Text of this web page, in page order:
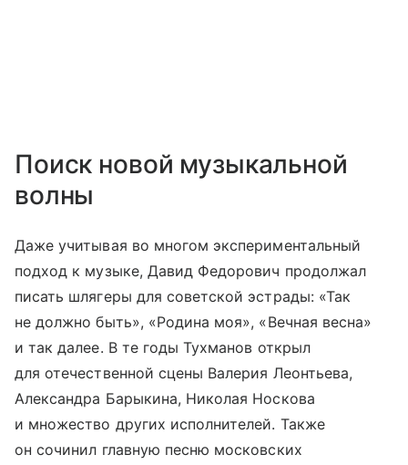
Поиск новой музыкальной
волны
Даже учитывая во многом экспериментальный
подход к музыке, Давид Федорович продолжал
писать шлягеры для советской эстрады: «Так
не должно быть», «Родина моя», «Вечная весна»
и так далее. В те годы Тухманов открыл
для отечественной сцены Валерия Леонтьева,
Александра Барыкина, Николая Носкова
и множество других исполнителей. Также
он сочинил главную песню московских